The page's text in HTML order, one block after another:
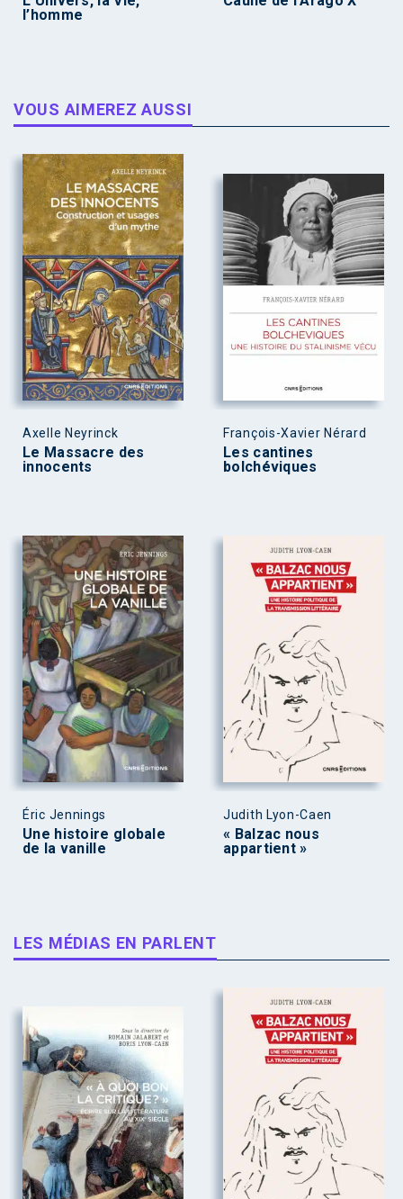
l’homme
VOUS AIMEREZ AUSSI
Axelle Neyrinck
Le Massacre des
innocents
François-Xavier Nérard
Les cantines
bolchéviques
Éric Jennings
Une histoire globale
de la vanille
Judith Lyon-Caen
« Balzac nous
appartient »
LES MÉDIAS EN PARLENT